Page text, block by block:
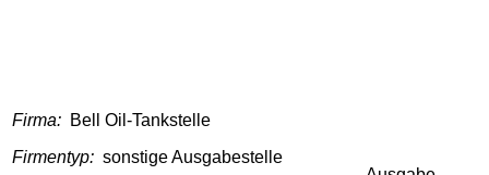
Firma: Bell Oil-Tankstelle
Firmentyp: sonstige Ausgabestelle